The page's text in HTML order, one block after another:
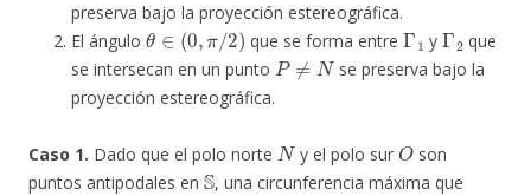
preserva bajo la proyección estereográfica.
El ángulo
θ∈ 0,π/2)
que se forma entre
Γ1
y
Γ2
que
se intersecan en un punto
P≠N
se preserva bajo la
proyección estereográfica.
Caso 1. Dado que el polo norte
N
y el polo sur
O
son
puntos antipodales en
S
, una circunferencia máxima que